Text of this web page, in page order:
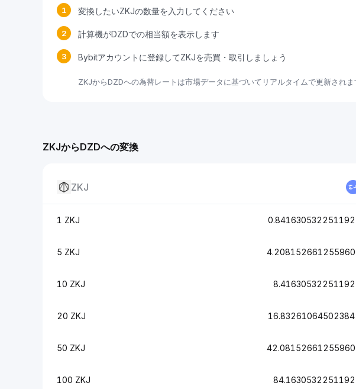
1 変換したいZKJの数量を入力してください
2 計算機がDZDでの相当額を表示します
3 Bybitアカウントに登録してZKJを売買・取引しましょう
ZKJからDZDへの為替レートは市場データに基づいてリアルタイムで更新されま
ZKJからDZDへの変換
ZKJ
1 ZKJ
5 ZKJ
10 ZKJ
20 ZKJ
50 ZKJ
100 ZKJ